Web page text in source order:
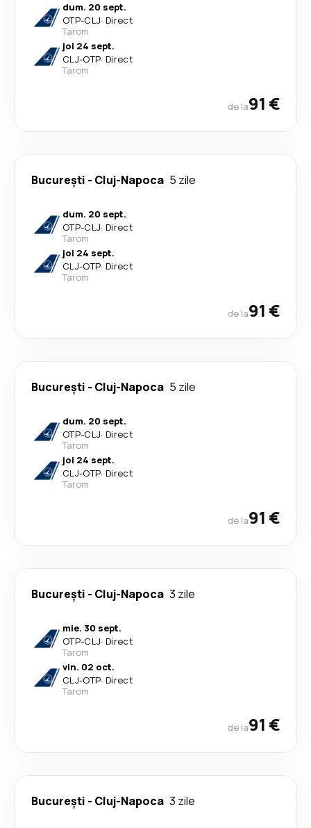
dum. 20 sept.
OTP-CLJ· Direct
Tarom
joi 24 sept.
CLJ-OTP· Direct
Tarom
de la91 €
București - Cluj-Napoca 5 zile
dum. 20 sept.
OTP-CLJ· Direct
Tarom
joi 24 sept.
CLJ-OTP· Direct
Tarom
de la91 €
București - Cluj-Napoca 5 zile
dum. 20 sept.
OTP-CLJ· Direct
Tarom
joi 24 sept.
CLJ-OTP· Direct
Tarom
de la91 €
București - Cluj-Napoca 3 zile
mie. 30 sept.
OTP-CLJ· Direct
Tarom
vin. 02 oct.
CLJ-OTP· Direct
Tarom
de la91 €
București - Cluj-Napoca 3 zile